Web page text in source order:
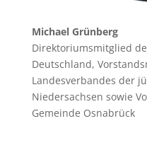
Michael Grünberg
Direktoriumsmitglied
Deutschland,
Landesverbandes der
Niedersachsen sowie
Gemeinde Osnabrück